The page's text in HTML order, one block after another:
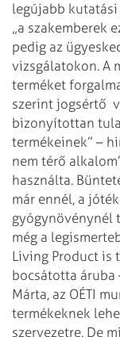
legújabb kutatási
„a szakemberek
pedig az
vizsgálatokon. A
terméket
szerint jogsértő
bizonyítottan
termékeinek” –
nem térő
használta.
már ennél, a
gyógynövénynél
még a
Living Product is
bocsátotta áruba
Márta, az OÉTI
termékeknek
szervezetre. De